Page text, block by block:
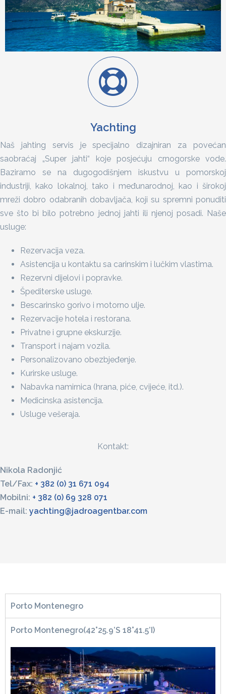
Yachting
Naš jahting servis je specijalno dizajniran za povećan
saobraćaj „Super jahti“ koje posjećuju crnogorske vode.
Baziramo se na dugogodišnjem iskustvu u pomorskoj
industriji, kako lokalnoj, tako i međunarodnoj, kao i širokoj
mreži dobro odabranih dobavljača, koji su spremni ponuditi
sve što bi bilo potrebno jednoj jahti ili njenoj posadi. Naše
usluge:
Rezervacija veza.
Asistencija u kontaktu sa carinskim i lučkim vlastima.
Rezervni dijelovi i popravke.
Špediterske usluge.
Bescarinsko gorivo i motorno ulje.
Rezervacije hotela i restorana.
Privatne i grupne ekskurzije.
Transport i najam vozila.
Personalizovano obezbjeđenje.
Kurirske usluge.
Nabavka namirnica (hrana, piće, cvijeće, itd.).
Medicinska asistencija.
Usluge vešeraja.
Kontakt:
Nikola Radonjić
Tel/Fax: + 382 (0) 31 671 094
Mobilni: + 382 (0) 69 328 071
E-mail: yachting@jadroagentbar.com
Porto Montenegro
Porto Montenegro(42°25.9’S 18°41.5’I)